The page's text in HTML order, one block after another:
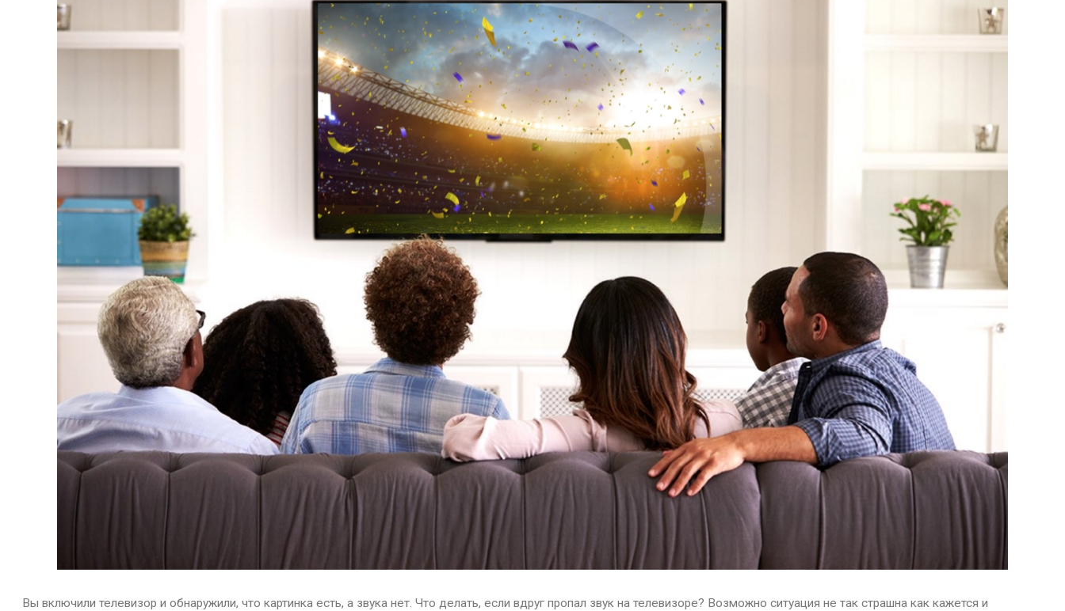
Вы включили телевизор и обнаружили, что картинка есть, а звука нет. Что делать, если вдруг пропал звук на телевизоре? Возможно ситуация не так страшна как кажется и